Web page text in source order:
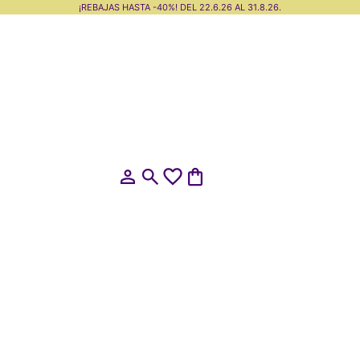
¡REBAJAS HASTA -40%! DEL 22.6.26 AL 31.8.26.
Abrir página de la cuenta
Abrir búsquedaAbrir cesta